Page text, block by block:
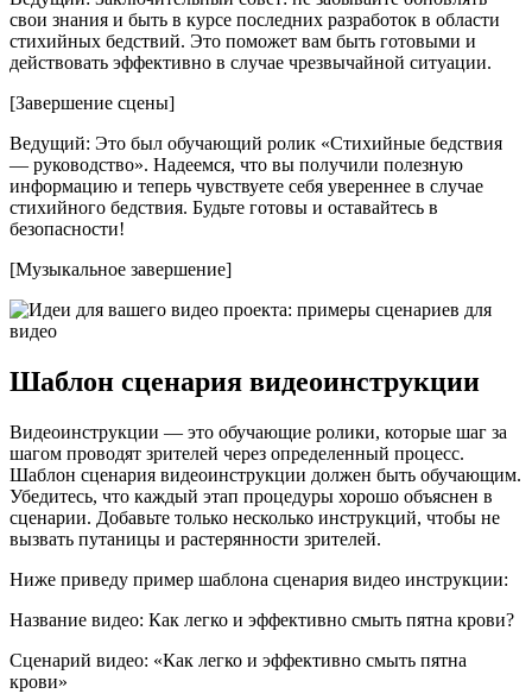
свои знания и быть в курсе последних разработок в области
стихийных бедствий. Это поможет вам быть готовыми и
действовать эффективно в случае чрезвычайной ситуации.
[Завершение сцены]
Ведущий: Это был обучающий ролик «Стихийные бедствия
— руководство». Надеемся, что вы получили полезную
информацию и теперь чувствуете себя увереннее в случае
стихийного бедствия. Будьте готовы и оставайтесь в
безопасности!
[Музыкальное завершение]
Шаблон сценария видеоинструкции
Видеоинструкции — это обучающие ролики, которые шаг за
шагом проводят зрителей через определенный процесс.
Шаблон сценария видеоинструкции должен быть обучающим.
Убедитесь, что каждый этап процедуры хорошо объяснен в
сценарии. Добавьте только несколько инструкций, чтобы не
вызвать путаницы и растерянности зрителей.
Ниже приведу пример шаблона сценария видео инструкции:
Название видео: Как легко и эффективно смыть пятна крови?
Сценарий видео: «Как легко и эффективно смыть пятна
крови»